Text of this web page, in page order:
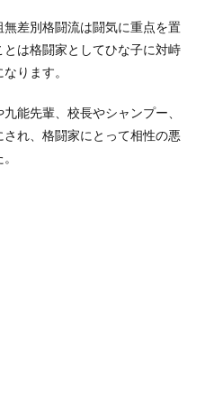
差別格闘流は闘気に重点を置
は格闘家としてひな子に対峙
ります。
能先輩、校長やシャンプー、
れ、格闘家にとって相性の悪